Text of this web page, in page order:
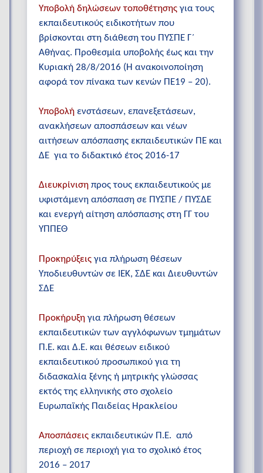
Υποβολή δηλώσεων τοποθέτησης για τους
εκπαιδευτικούς ειδικοτήτων που
βρίσκονται στη διάθεση του ΠΥΣΠΕ Γ΄
Αθήνας. Προθεσμία υποβολής έως και την
Κυριακή 28/8/2016 (H ανακοινοποίηση
αφορά τον πίνακα των κενών ΠΕ19 – 20).
Υποβολή ενστάσεων, επανεξετάσεων,
ανακλήσεων αποσπάσεων και νέων
αιτήσεων απόσπασης εκπαιδευτικών ΠΕ και
ΔΕ για το διδακτικό έτος 2016-17
Διευκρίνιση προς τους εκπαιδευτικούς με
υφιστάμενη απόσπαση σε ΠΥΣΠΕ / ΠΥΣΔΕ
και ενεργή αίτηση απόσπασης στη ΓΓ του
ΥΠΠΕΘ
Προκηρύξεις για πλήρωση θέσεων
Υποδιευθυντών σε ΙΕΚ, ΣΔΕ και Διευθυντών
ΣΔΕ
Προκήρυξη για πλήρωση θέσεων
εκπαιδευτικών των αγγλόφωνων τμημάτων
Π.Ε. και Δ.Ε. και θέσεων ειδικού
εκπαιδευτικού προσωπικού για τη
διδασκαλία ξένης ή μητρικής γλώσσας
εκτός της ελληνικής στο σχολείο
Ευρωπαϊκής Παιδείας Ηρακλείου
Αποσπάσεις εκπαιδευτικών Π.Ε. από
περιοχή σε περιοχή για το σχολικό έτος
2016 – 2017